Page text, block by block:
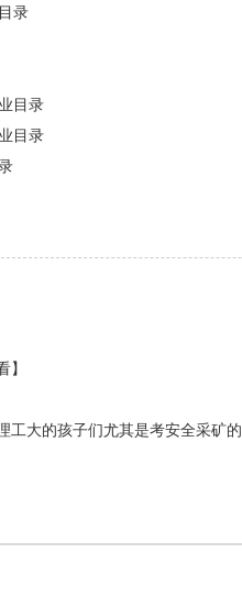
录
目录
目录
工大的孩子们尤其是考安全采矿的